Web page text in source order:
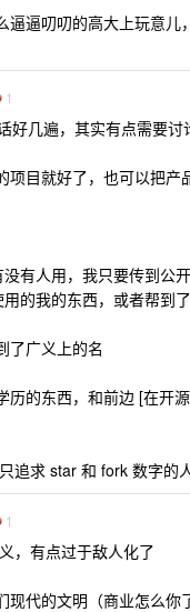
逼叨叨的高大上玩意儿
1
好几遍，其实有点需要
项目就好了，也可以把
有人用，我只要传到公
的我的东西，或者帮到
了广义上的名
历的东西，和前边 [在开
追求 star 和 fork 数字的
1
，有点过于敌人化了
代的文明（商业怎么你